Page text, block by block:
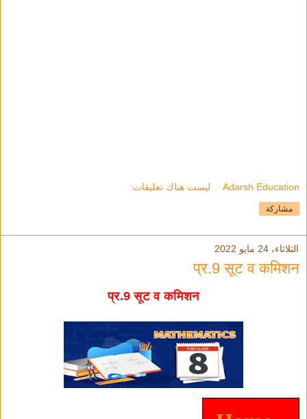
Adarsh Education ليست هناك تعليقات:
مشاركة
الثلاثاء، 24 مايو 2022
प्र.9 सूट व कमिशन
प्र.9 सूट व कमिशन